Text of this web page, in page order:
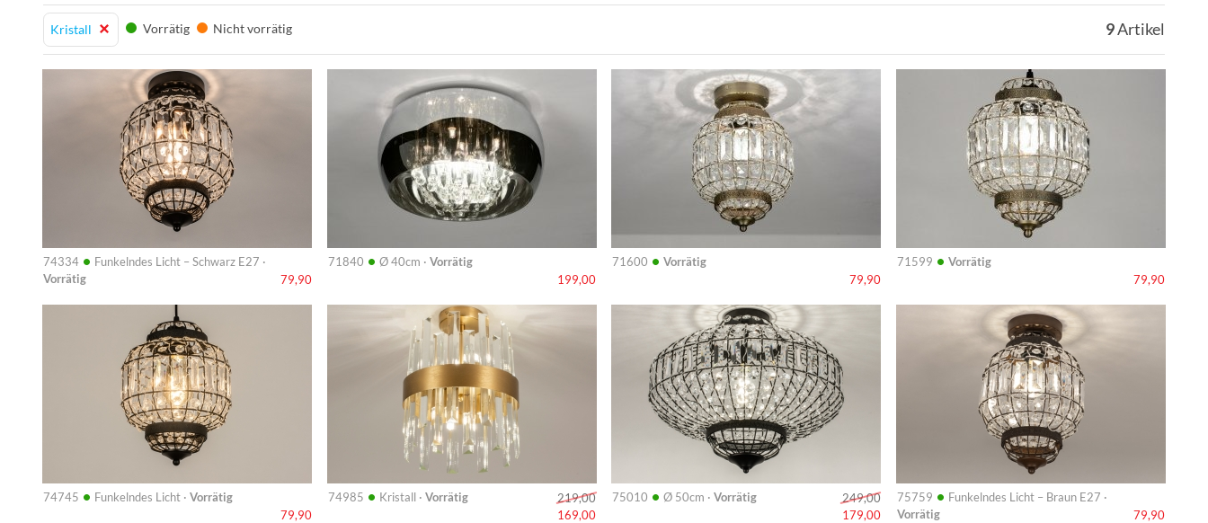
Kristall Vorrätig Nicht vorrätig 9Artikel
74334 • Funkelndes Licht – Schwarz E27 ·
Vorrätig
79,90
Info
71840 • Ø 40cm · Vorrätig
199,00
Info
71600 • Vorrätig
79,90
Info
71599 • Vorrätig
79,90
Info
74745 • Funkelndes Licht · Vorrätig
79,90
Info
74985 • Kristall · Vorrätig
219,00
169,00
Info
75010 • Ø 50cm · Vorrätig
249,00
179,00
Info
75759 • Funkelndes Licht – Braun E27 ·
Vorrätig
79,90
Info